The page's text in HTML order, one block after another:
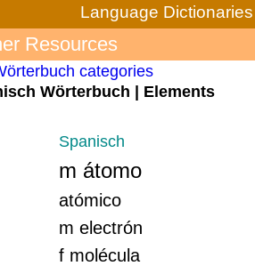
Language Dictionaries
Resources
categories
Wörterbuch | Elements
Spanisch
m átomo
atómico
m electrón
f molécula